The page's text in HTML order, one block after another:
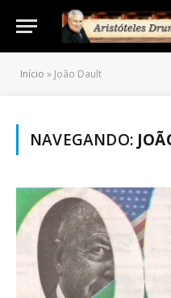
Início » João Dault
NAVEGANDO: